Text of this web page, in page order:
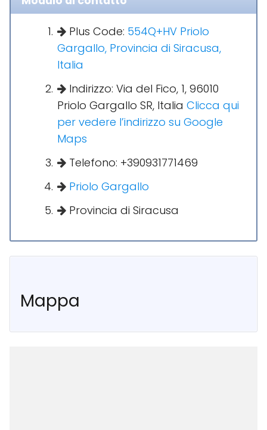
Plus Code: 554Q+HV Priolo
Gargallo, Provincia di Siracusa,
Italia
Indirizzo: Via del Fico, 1, 96010
Priolo Gargallo SR, Italia Clicca qui
per vedere l’indirizzo su Google
Maps
Telefono: +390931771469
Priolo Gargallo
Provincia di Siracusa
Mappa